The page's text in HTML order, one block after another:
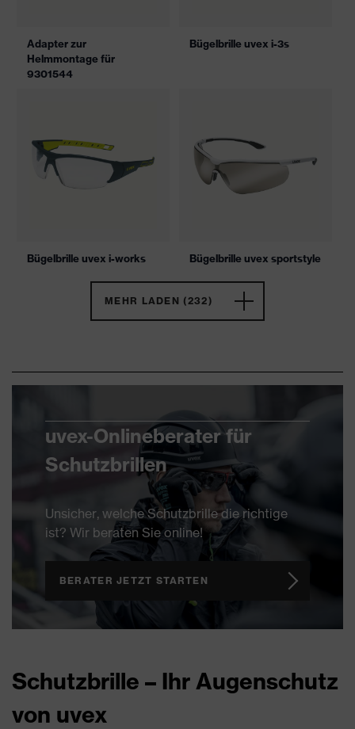
Adapter zur
Helmmontage für
9301544
Bügelbrille uvex i-3s
Bügelbrille uvex i-works Bügelbrille uvex sportstyle
MEHR LADEN (232)
uvex-Onlineberater für
Schutzbrillen
Unsicher, welche Schutzbrille die richtige
ist? Wir beraten Sie online!
BERATER JETZT STARTEN
Schutzbrille – Ihr Augenschutz
von uvex